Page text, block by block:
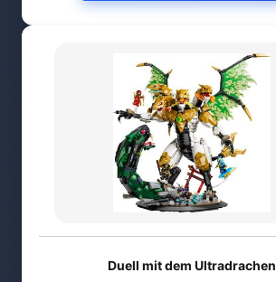
Duell mit dem Ultradrachen